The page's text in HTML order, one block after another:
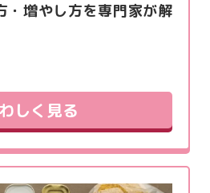
・増やし方を専門家が解
しく見る